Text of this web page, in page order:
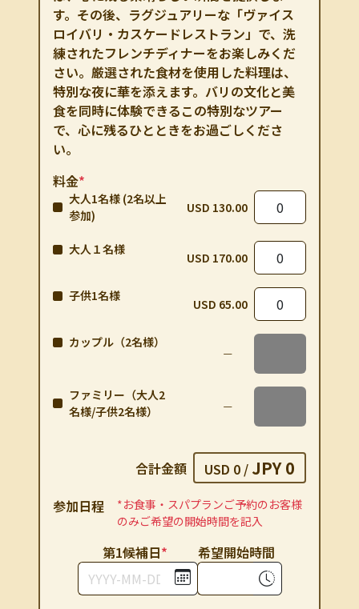
す。その後、ラグジュアリーな「ヴァイス
ロイバリ・カスケードレストラン」で、洗
練されたフレンチディナーをお楽しみくだ
さい。厳選された食材を使用した料理は、
特別な夜に華を添えます。バリの文化と美
食を同時に体験できるこの特別なツアー
で、心に残るひとときをお過ごしくださ
い。
料金*
大人1名様 (2名以上
参加)
USD 130.00
大人１名様
USD 170.00
子供1名様
USD 65.00
カップル（2名様）
ファミリー（大人2
名様/子供2名様）
合計金額 USD 0 / JPY 0
参加⽇程
*お⾷事・スパプランご予約のお客様
のみご希望の開始時間を記⼊
第1候補⽇* 希望開始時間